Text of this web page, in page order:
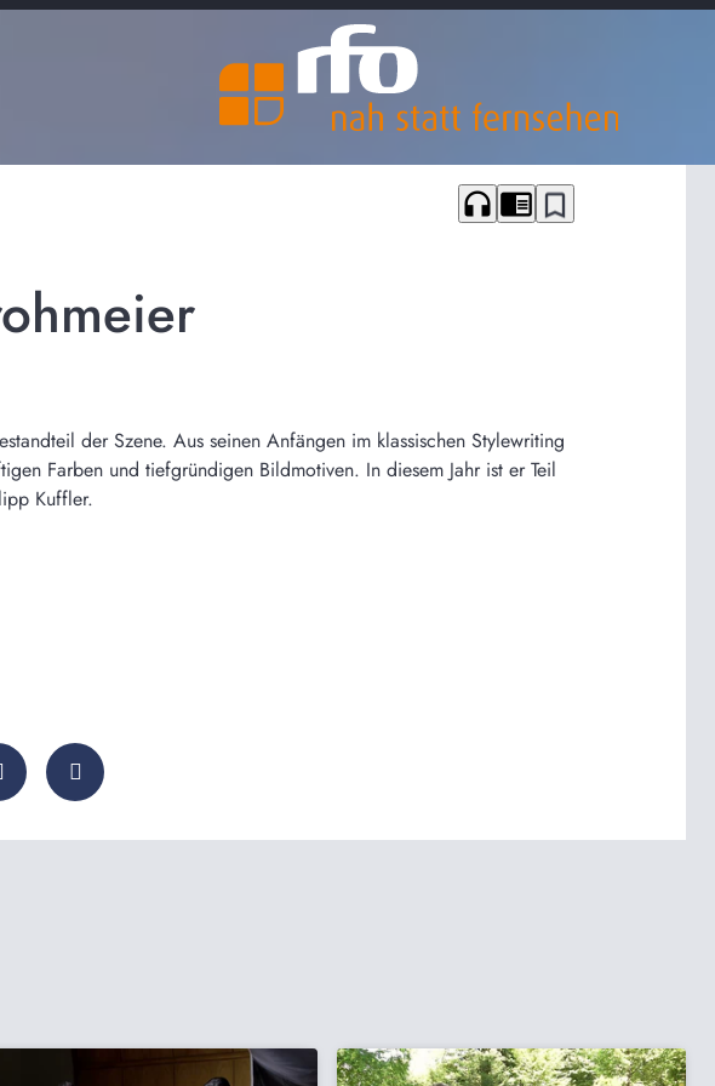
headphones chrome_reader_mode bookmark_border
der Szene. Aus seinen Anfängen im klassischen Stylewriting
Farben und tiefgründigen Bildmotiven. In diesem Jahr ist er Teil
Kuffler.